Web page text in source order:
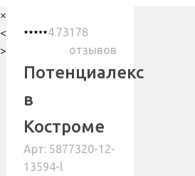
×
<
>
4.73178
отзывов
Потенциалекс
в
Костроме
Арт: 5877320-12-
13594-l